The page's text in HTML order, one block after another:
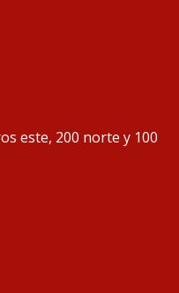
este, 200 norte y 100